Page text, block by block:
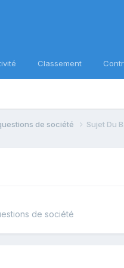
Classement
de société Sujet Du
de société